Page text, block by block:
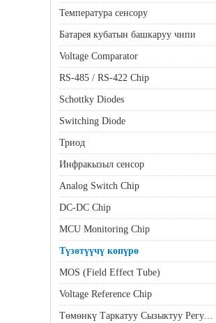
Температура сенсору
Батарея кубатын башкаруу чипи
Voltage Comparator
RS-485 / RS-422 Chip
Schottky Diodes
Switching Diode
Триод
Инфракызыл сенсор
Analog Switch Chip
DC-DC Chip
MCU Monitoring Chip
Түзөтүүчү көпүрө
MOS (Field Effect Tube)
Voltage Reference Chip
Төмөнкү Таркатуу Сызыктуу Регулятор (LDO)